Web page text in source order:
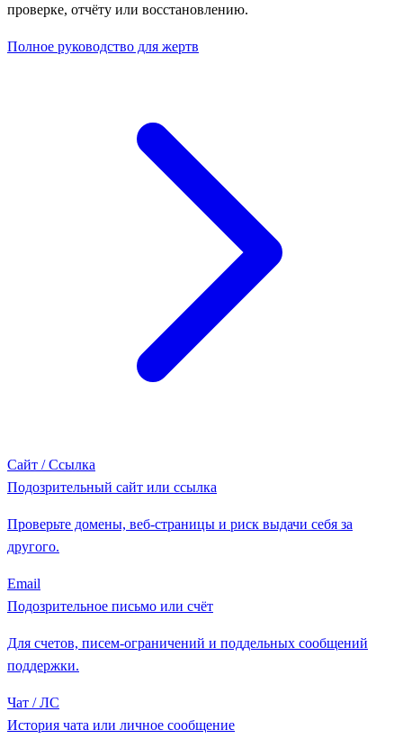
проверке, отчёту или восстановлению.
Полное руководство для жертв
Сайт / Ссылка
Подозрительный сайт или ссылка
Проверьте домены, веб-страницы и риск выдачи себя за
другого.
Email
Подозрительное письмо или счёт
Для счетов, писем-ограничений и поддельных сообщений
поддержки.
Чат / ЛС
История чата или личное сообщение